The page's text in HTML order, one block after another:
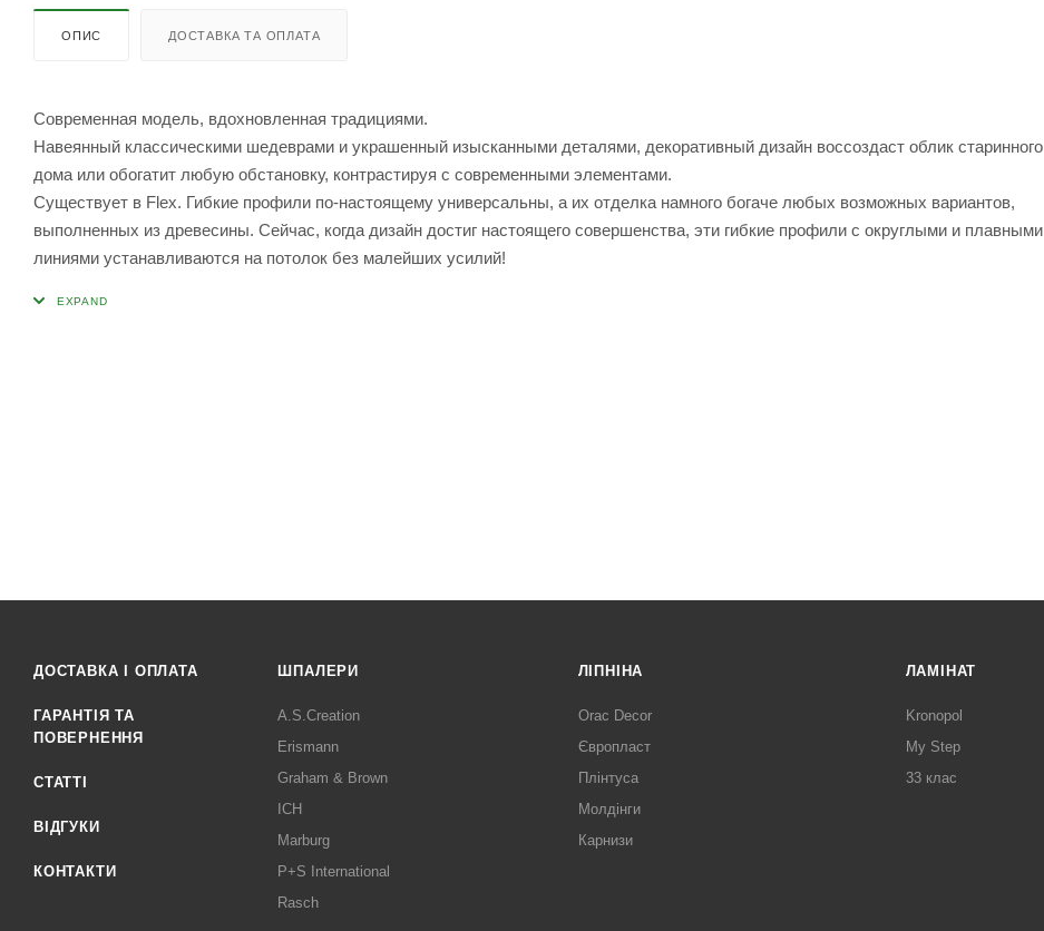
ОПИС ДОСТАВКА ТА ОПЛАТА
Современная модель, вдохновленная традициями.
Навеянный классическими шедеврами и украшенный изысканными деталями, декоративный дизайн воссоздаст облик старинного
дома или обогатит любую обстановку, контрастируя с современными элементами.
Существует в Flex. Гибкие профили по-настоящему универсальны, а их отделка намного богаче любых возможных вариантов,
выполненных из древесины. Сейчас, когда дизайн достиг настоящего совершенства, эти гибкие профили с округлыми и плавными
линиями устанавливаются на потолок без малейших усилий!
ДОСТАВКА І ОПЛАТА
ГАРАНТІЯ ТА
ПОВЕРНЕННЯ
СТАТТІ
ВІДГУКИ
КОНТАКТИ
ШПАЛЕРИ
A.S.Creation
Erismann
Graham & Brown
ICH
Marburg
P+S International
Rasch
ЛІПНІНА
Orac Decor
Європласт
Плінтуса
Молдінги
Карнизи
ЛАМІНАТ
Kronopol
My Step
33 клас